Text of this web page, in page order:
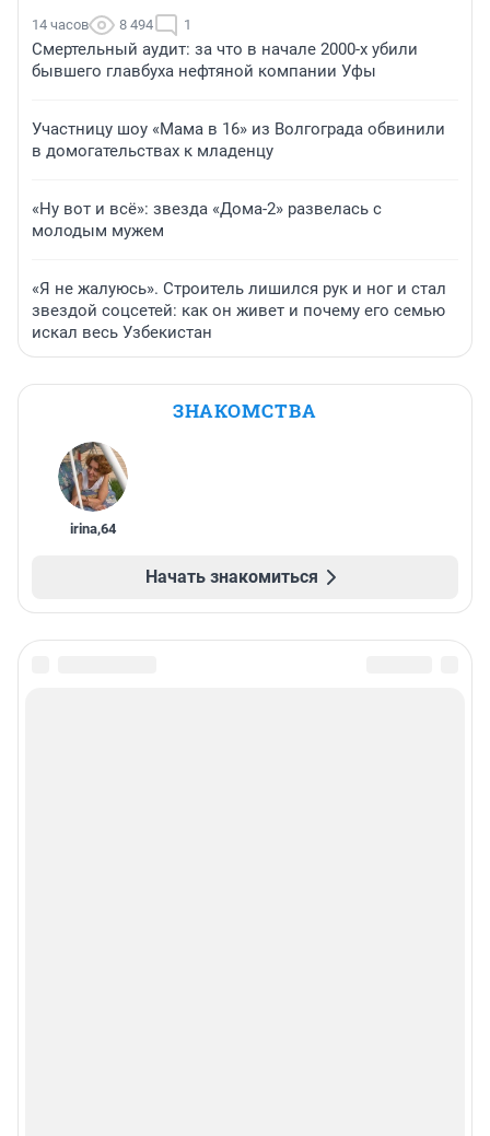
14 часов 8 494 1
Смертельный аудит: за что в начале 2000-х убили
бывшего главбуха нефтяной компании Уфы
Участницу шоу «Мама в 16» из Волгограда обвинили
в домогательствах к младенцу
«Ну вот и всё»: звезда «Дома-2» развелась с
молодым мужем
«Я не жалуюсь». Строитель лишился рук и ног и стал
звездой соцсетей: как он живет и почему его семью
искал весь Узбекистан
ЗНАКОМСТВА
irina,64
Начать знакомиться